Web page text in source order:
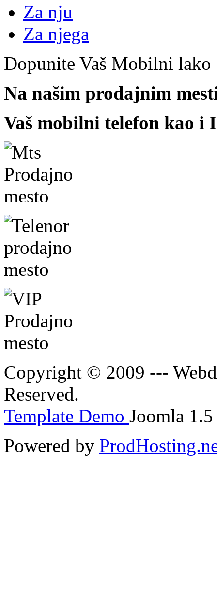
Za nju
Za njega
Dopunite Vaš Mobilni lako
Na našim prodajnim
Vaš mobilni telefon kao i
Copyright © 2009 ---
Reserved.
Template Demo Joomla
Powered by